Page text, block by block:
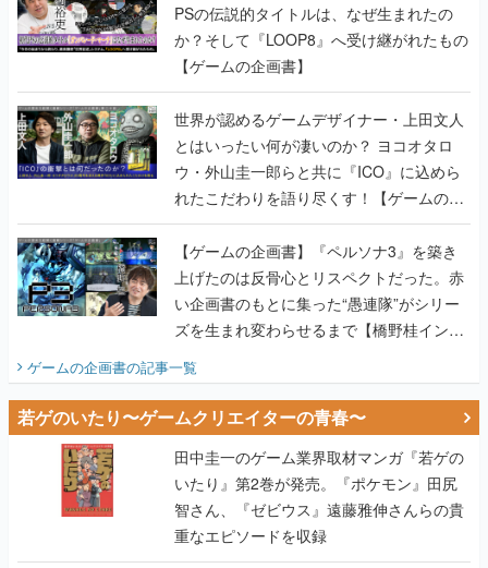
PSの伝説的タイトルは、なぜ生まれたの
か？そして『LOOP8』へ受け継がれたもの
【ゲームの企画書】
世界が認めるゲームデザイナー・上田文人
とはいったい何が凄いのか？ ヨコオタロ
ウ・外山圭一郎らと共に『ICO』に込めら
れたこだわりを語り尽くす！【ゲームの企
画書】
【ゲームの企画書】『ペルソナ3』を築き
上げたのは反骨心とリスペクトだった。赤
い企画書のもとに集った“愚連隊”がシリー
ズを生まれ変わらせるまで【橋野桂インタ
ゲームの企画書の記事一覧
若ゲのいたり〜ゲームクリエイターの青春〜
田中圭一のゲーム業界取材マンガ『若ゲの
いたり』第2巻が発売。『ポケモン』田尻
智さん、『ゼビウス』遠藤雅伸さんらの貴
重なエピソードを収録